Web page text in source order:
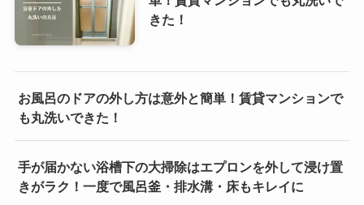
きた！
お風呂のドアの外し方は意外と簡単！賃貸マンションで
も丸洗いできた！
手が届かない浴槽下の大掃除はエプロンを外して浸け置
きがラク！一度で風呂釜・排水溝・床もキレイに